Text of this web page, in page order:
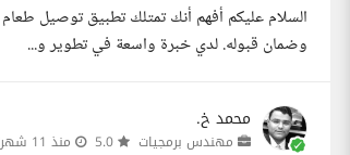
وضمان قبوله. لدي خبرة واسعة في تطوير و...
محمد خ.
مهندس برمجيات منذ 11 شهرا